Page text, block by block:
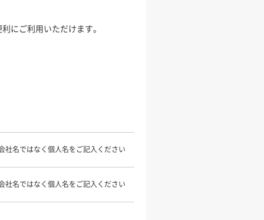
にご利用いただけます。
社名ではなく個人名をご記入ください
社名ではなく個人名をご記入ください